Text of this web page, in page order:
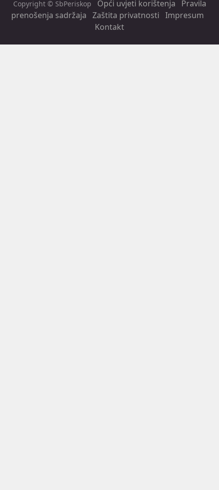
Copyright © SbPeriskop Opći uvjeti korištenja
Pravila
prenošenja sadržaja Zaštita privatnosti Impresum
Kontakt